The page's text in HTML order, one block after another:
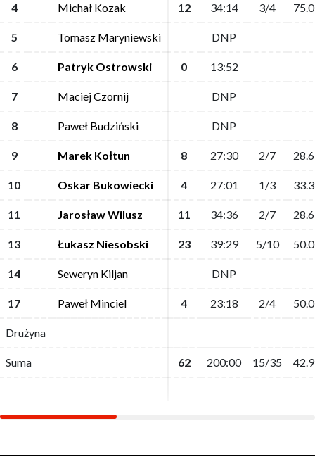
4 Michał Kozak 12 34:14 3/4 75.0
5 Tomasz Maryniewski DNP
6 Patryk Ostrowski 0 13:52
7 Maciej Czornij DNP
8 Paweł Budziński DNP
9 Marek Kołtun 8 27:30 2/7 28.6
10 Oskar Bukowiecki 4 27:01 1/3 33.3
11 Jarosław Wilusz 11 34:36 2/7 28.6
13 Łukasz Niesobski 23 39:29 5/10 50.0
14 Seweryn Kiljan DNP
17 Paweł Minciel 4 23:18 2/4 50.0
Drużyna
Suma 62 200:00 15/35 42.9
4 Michał Kozak 12 34:14 3/4 75.0
5 Tomasz Maryniewski DNP
6 Patryk Ostrowski 0 13:52
7 Maciej Czornij DNP
8 Paweł Budziński DNP
9 Marek Kołtun 8 27:30 2/7 28.6
10 Oskar Bukowiecki 4 27:01 1/3 33.3
11 Jarosław Wilusz 11 34:36 2/7 28.6
13 Łukasz Niesobski 23 39:29 5/10 50.0
14 Seweryn Kiljan DNP
17 Paweł Minciel 4 23:18 2/4 50.0
Drużyna
Suma 62 200:00 15/35 42.9